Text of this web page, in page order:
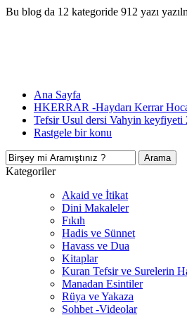
Bu blog da 12 kategoride 912 yazı
Ana Sayfa
HKERRAR -Haydarı Kerrar
Tefsir Usul dersi Vahyin keyfiyeti
Rastgele bir konu
Kategoriler
Akaid ve İtikat
Dini Makaleler
Fıkıh
Hadis ve Sünnet
Havass ve Dua
Kitaplar
Kuran Tefsir ve Surelerin
Manadan Esintiler
Rüya ve Yakaza
Sohbet -Videolar